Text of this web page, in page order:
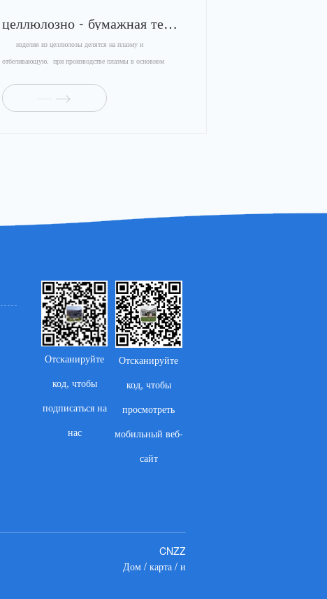
целлюлозно - бумажная технология
изделия из целлюлозы делятся на плазму и
отбеливающую. при производстве плазмы в основном
Отсканируйте
код, чтобы
подписаться на
нас
Отсканируйте
код, чтобы
просмотреть
мобильный веб-
сайт
CNZZ
Дом / карта / и